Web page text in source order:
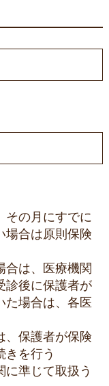
その月にすでに
場合は原則保険
合は、医療機関
診後に保護者が
た場合は、各医
、保護者が保険
きを行う
に準じて取扱う